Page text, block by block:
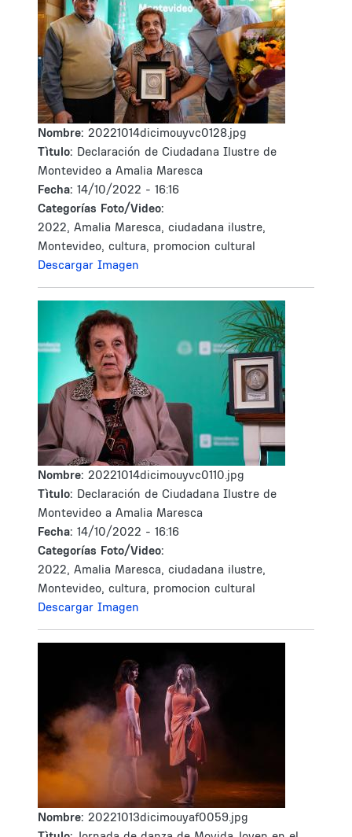
Nombre: 20221014dicimouyvc0128.jpg
Tìtulo: Declaración de Ciudadana Ilustre de
Montevideo a Amalia Maresca
Fecha: 14/10/2022 - 16:16
Categorías Foto/Video:
2022, Amalia Maresca, ciudadana ilustre,
Montevideo, cultura, promocion cultural
Descargar Imagen
Nombre: 20221014dicimouyvc0110.jpg
Tìtulo: Declaración de Ciudadana Ilustre de
Montevideo a Amalia Maresca
Fecha: 14/10/2022 - 16:16
Categorías Foto/Video:
2022, Amalia Maresca, ciudadana ilustre,
Montevideo, cultura, promocion cultural
Descargar Imagen
Nombre: 20221013dicimouyaf0059.jpg